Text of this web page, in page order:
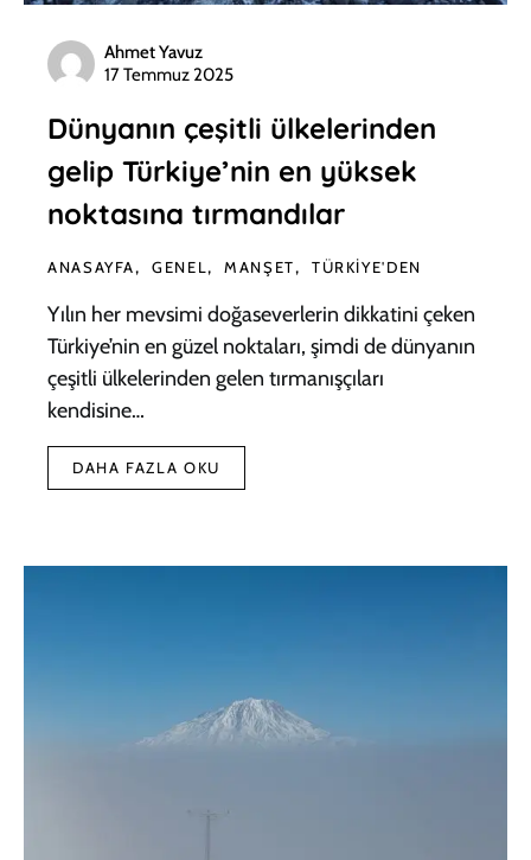
Ahmet Yavuz
17 Temmuz 2025
Dünyanın çeşitli ülkelerinden
gelip Türkiye’nin en yüksek
noktasına tırmandılar
ANASAYFA GENEL MANŞET TÜRKIYE'DEN
Yılın her mevsimi doğaseverlerin dikkatini çeken
Türkiye’nin en güzel noktaları, şimdi de dünyanın
çeşitli ülkelerinden gelen tırmanışçıları
kendisine…
DAHA FAZLA OKU